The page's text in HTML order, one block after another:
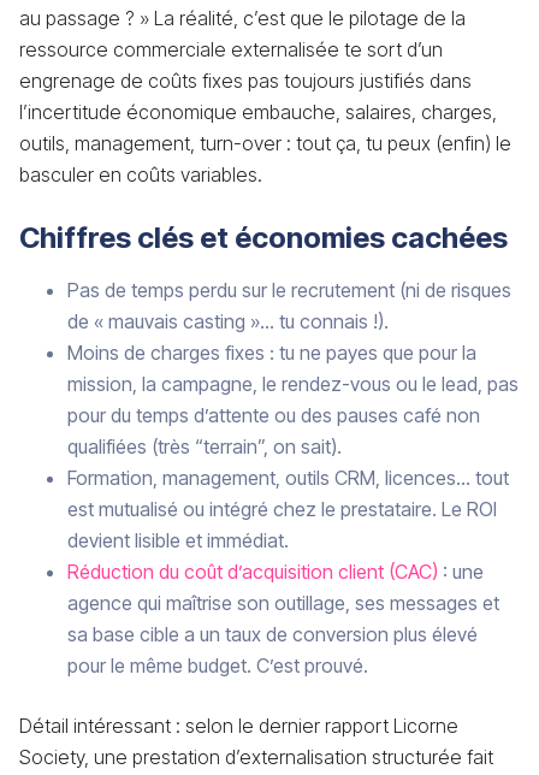
au passage ? » La réalité, c’est que le pilotage de la
ressource commerciale externalisée te sort d’un
engrenage de coûts fixes pas toujours justifiés dans
l’incertitude économique embauche, salaires, charges,
outils, management, turn-over : tout ça, tu peux (enfin) le
basculer en coûts variables.
Chiffres clés et économies cachées
Pas de temps perdu sur le recrutement (ni de risques
de « mauvais casting »... tu connais !).
Moins de charges fixes : tu ne payes que pour la
mission, la campagne, le rendez-vous ou le lead, pas
pour du temps d’attente ou des pauses café non
qualifiées (très “terrain”, on sait).
Formation, management, outils CRM, licences… tout
est mutualisé ou intégré chez le prestataire. Le ROI
devient lisible et immédiat.
Réduction du coût d’acquisition client (CAC) : une
agence qui maîtrise son outillage, ses messages et
sa base cible a un taux de conversion plus élevé
pour le même budget. C’est prouvé.
Détail intéressant : selon le dernier rapport Licorne
Society, une prestation d’externalisation structurée fait